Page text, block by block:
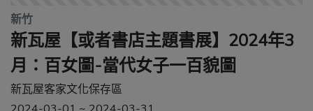
新竹
新瓦屋【或者書店主題書展】2024年3
月：百女圖-當代女子一百貌圖
新瓦屋客家文化保存區